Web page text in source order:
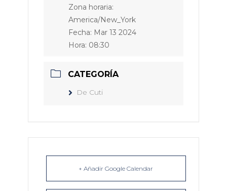
Zona horaria:
America/New_York
Fecha: Mar 13 2024
Hora: 08:30
CATEGORÍA
De Cuti
+ Añadir Google Calendar